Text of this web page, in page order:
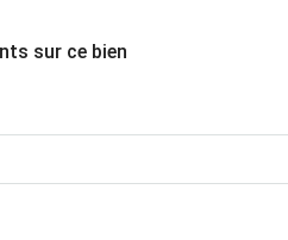
sur ce bien